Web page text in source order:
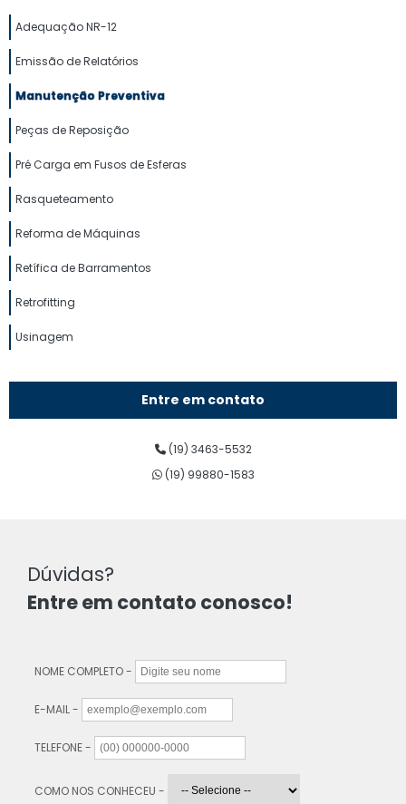
Adequação NR-12
Emissão de Relatórios
Manutenção Preventiva
Peças de Reposição
Pré Carga em Fusos de Esferas
Rasqueteamento
Reforma de Máquinas
Retífica de Barramentos
Retrofitting
Usinagem
Entre em contato
(19) 3463-5532
(19) 99880-1583
Dúvidas?
Entre em contato conosco!
NOME COMPLETO -
E-MAIL -
TELEFONE -
COMO NOS CONHECEU -